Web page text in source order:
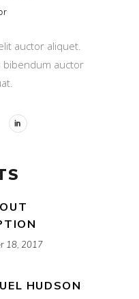
auctor aliquet.
bibendum auctor
18, 2017
HUDSON